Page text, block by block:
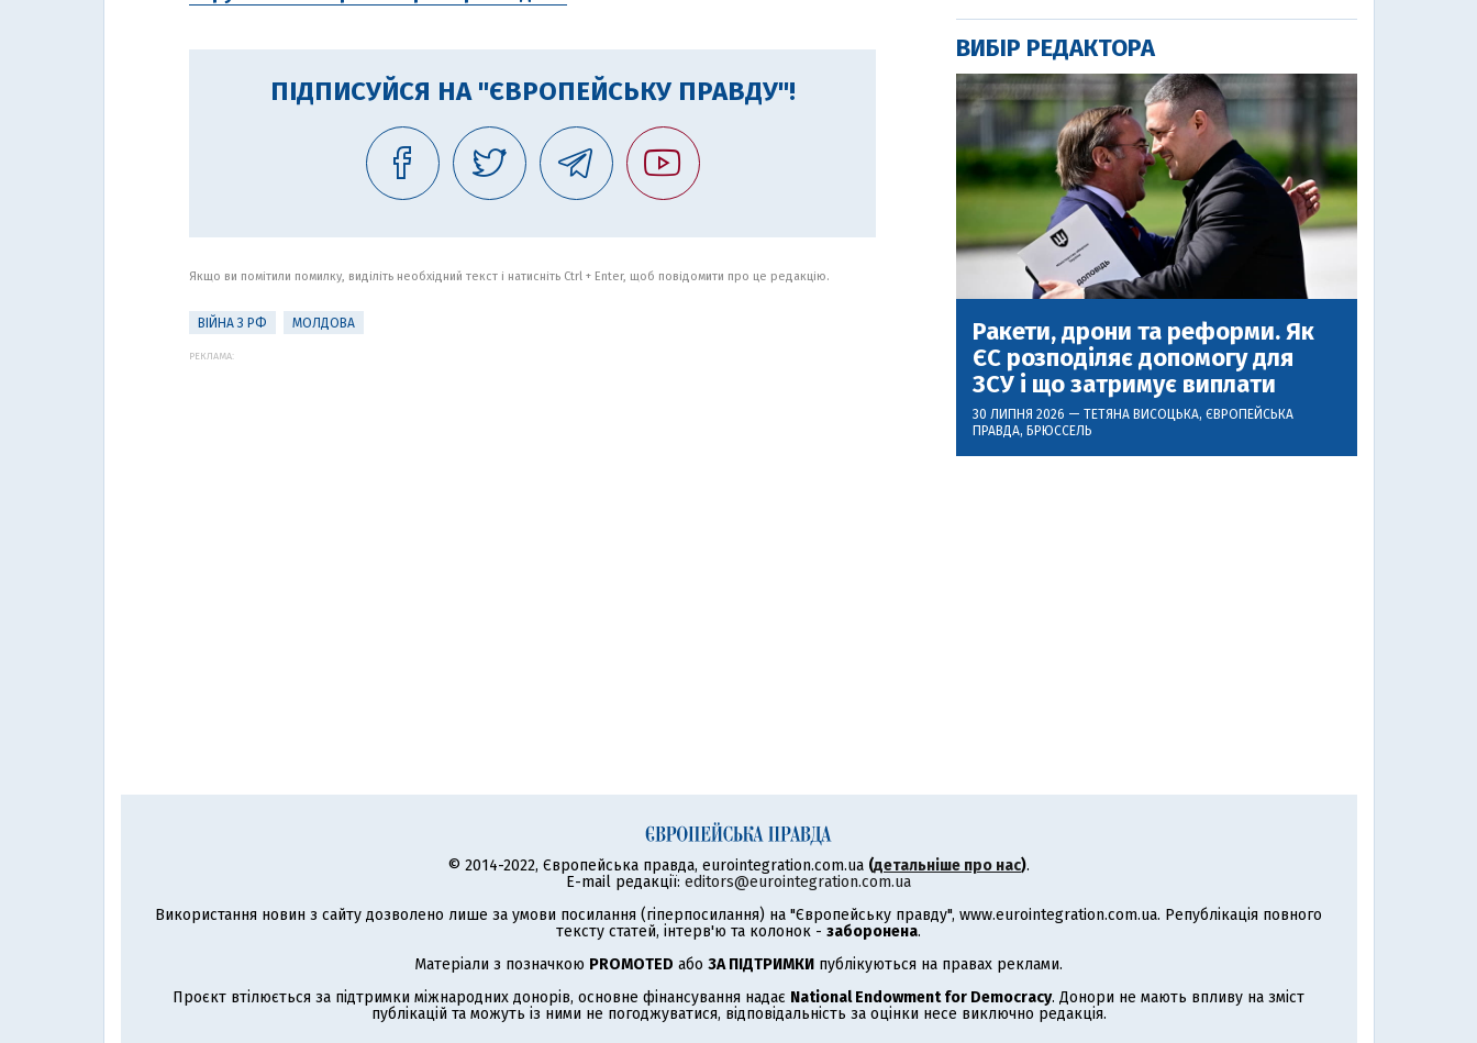
ПІДПИСУЙСЯ НА "ЄВРОПЕЙСЬКУ ПРАВДУ"!
Якщо ви помітили помилку, виділіть необхідний текст і натисніть Ctrl + Enter, щоб повідомити про це редакцію.
ВІЙНА З РФ МОЛДОВА
РЕКЛАМА:
ВИБІР РЕДАКТОРА
Ракети, дрони та реформи. Як
ЄС розподіляє допомогу для
ЗСУ і що затримує виплати
30 ЛИПНЯ 2026 — ТЕТЯНА ВИСОЦЬКА, ЄВРОПЕЙСЬКА
ПРАВДА, БРЮССЕЛЬ
© 2014-2022, Європейська правда, eurointegration.com.ua (детальніше про нас).
E-mail редакції: editors@eurointegration.com.ua
Використання новин з сайту дозволено лише за умови посилання (гіперпосилання) на "Європейську правду", www.eurointegration.com.ua. Републікація повного
тексту статей, інтерв'ю та колонок - заборонена.
Матеріали з позначкою PROMOTED або ЗА ПІДТРИМКИ публікуються на правах реклами.
Проєкт втілюється за підтримки міжнародних донорів, основне фінансування надає National Endowment for Democracy. Донори не мають впливу на зміст
публікацій та можуть із ними не погоджуватися, відповідальність за оцінки несе виключно редакція.